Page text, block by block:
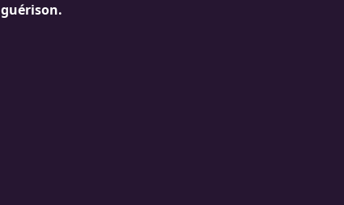
guérison.